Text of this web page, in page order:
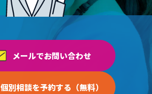
メールでお問い合わせ
個別相談を予約する（無料）